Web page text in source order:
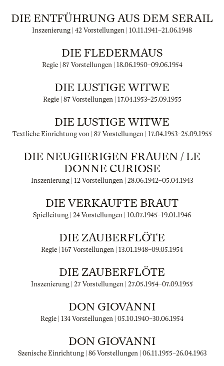
DIE ENTFÜHRUNG AUS DEM SERAIL
Inszenierung | 42 Vorstellungen | 10.11.1941–21.06.1948
DIE FLEDERMAUS
Regie | 87 Vorstellungen | 18.06.1950–09.06.1954
DIE LUSTIGE WITWE
Regie | 87 Vorstellungen | 17.04.1953–25.09.1955
DIE LUSTIGE WITWE
Textliche Einrichtung von | 87 Vorstellungen | 17.04.1953–25.09.1955
DIE NEUGIERIGEN FRAUEN / LE
DONNE CURIOSE
Inszenierung | 12 Vorstellungen | 28.06.1942–05.04.1943
DIE VERKAUFTE BRAUT
Spielleitung | 24 Vorstellungen | 10.07.1945–19.01.1946
DIE ZAUBERFLÖTE
Regie | 167 Vorstellungen | 13.01.1948–09.05.1954
DIE ZAUBERFLÖTE
Inszenierung | 27 Vorstellungen | 27.05.1954–07.09.1955
DON GIOVANNI
Regie | 134 Vorstellungen | 05.10.1940–30.06.1954
DON GIOVANNI
Szenische Einrichtung | 86 Vorstellungen | 06.11.1955–26.04.1963